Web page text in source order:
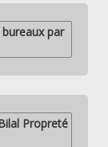
par
Propreté